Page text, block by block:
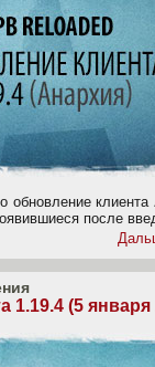
обновление клиента
после
1.19.4 (5 января